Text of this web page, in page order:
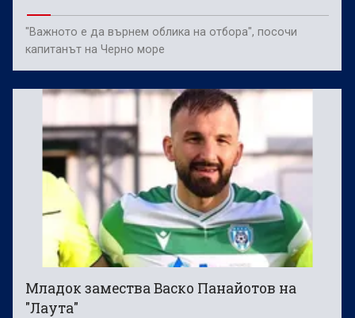
"Важното е да върнем облика на отбора", посочи
капитанът на Черно море
Младок замества Васко Панайотов на
"Лаута"